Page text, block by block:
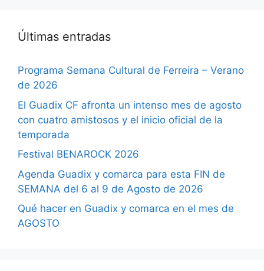
Últimas entradas
Programa Semana Cultural de Ferreira – Verano
de 2026
El Guadix CF afronta un intenso mes de agosto
con cuatro amistosos y el inicio oficial de la
temporada
Festival BENAROCK 2026
Agenda Guadix y comarca para esta FIN de
SEMANA del 6 al 9 de Agosto de 2026
Qué hacer en Guadix y comarca en el mes de
AGOSTO